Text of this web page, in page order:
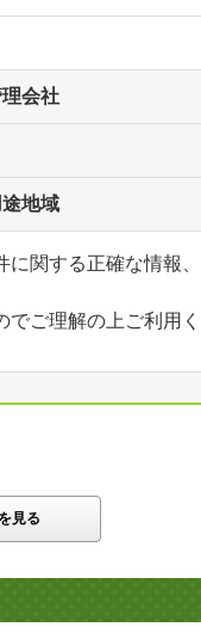
会社
途地域
に関する正確な情報
ご理解の上ご利用く
見る